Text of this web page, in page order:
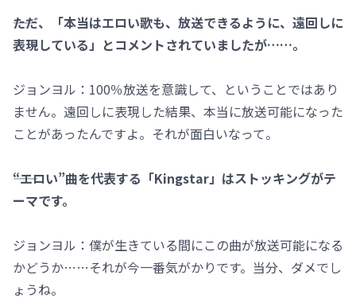
――ただ、「本当はエロい歌も、放送できるように、遠回しに
表現している」とコメントされていましたが……。
ジョンヨル：100％放送を意識して、ということではあり
ません。遠回しに表現した結果、本当に放送可能になった
ことがあったんですよ。それが面白いなって。
――“エロい”曲を代表する「Kingstar」はストッキングがテ
ーマです。
ジョンヨル：僕が生きている間にこの曲が放送可能になる
かどうか……それが今一番気がかりです。当分、ダメでし
ょうね。